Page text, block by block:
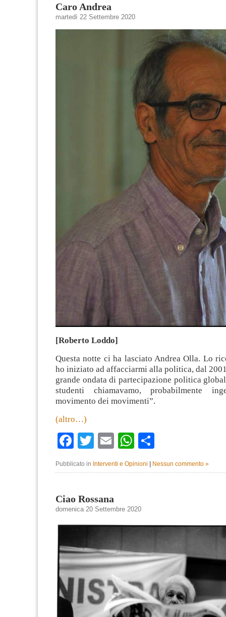
Caro Andrea
martedì 22 Settembre 2020
[Roberto Loddo]
Questa notte ci ha lasciato Andrea Olla. Lo
ho iniziato ad affacciarmi alla politica, dal
grande ondata di partecipazione politica
studenti chiamavamo, probabilmente
movimento dei movimenti”.
(altro…)
Facebook
TwitterEmailWhatsApp
Pubblicato in Interventi e Opinioni Nessun commento »
Ciao Rossana
domenica 20 Settembre 2020